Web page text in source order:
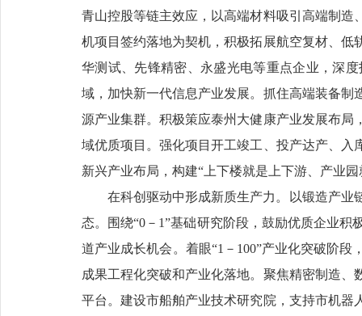
青山控股等链主效应，以高端材料吸引高端制
机项目签约落地为契机，积极拓展航空复材、
华测试、先锋精密、永盛光电等重点企业，深
域，加快新一代信息产业发展。抓住高端装备
源产业集群。积极策应泰州大健康产业发展布
域优质项目。强化项目开工竣工、投产达产、
新兴产业布局，构建“上下楼就是上下游、产业
在科创驱动中形成新质生产力。以锻造产业
态。围绕“0－1”基础研究阶段，鼓励优质企业
道产业成长机会。着眼“1－100”产业化突破阶
成果工程化突破和产业化落地。聚焦精密制造
平台。建设市船舶产业技术研究院，支持市机